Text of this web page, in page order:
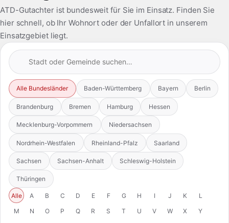
ATD-Gutachter ist bundesweit für Sie im Einsatz. Finden Sie
hier schnell, ob Ihr Wohnort oder der Unfallort in unserem
Einsatzgebiet liegt.
Alle Bundesländer Baden-Württemberg Bayern Berlin
Brandenburg Bremen Hamburg Hessen
Mecklenburg-Vorpommern Niedersachsen
Nordrhein-Westfalen Rheinland-Pfalz Saarland
Sachsen Sachsen-Anhalt Schleswig-Holstein
Thüringen
Alle A B C D E F G H I J K
L
M
N O P Q R S T U V W X
Y